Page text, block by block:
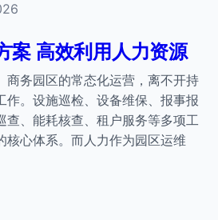
案 高效利用人力资源
商务园区的常态化运营，离不开持
作。设施巡检、设备维保、报事报
查、能耗核查、租户服务等多项工
核心体系。而人力作为园区运维